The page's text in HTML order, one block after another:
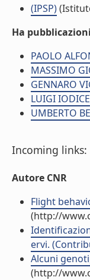
(IPSP)
Ha
PAOLO
MASSIMO
GENNARO
LUIGI IODICE
UMBERTO
Incoming links:
Autore CNR
Flight
(http://
ervi.
Alcuni
(http://